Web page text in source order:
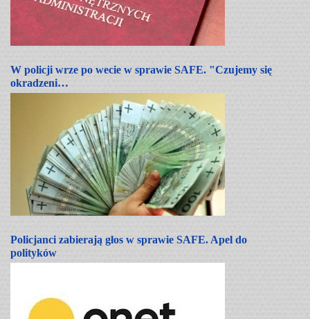
W policji wrze po wecie w sprawie SAFE. "Czujemy się
okradzeni…
Policjanci zabierają głos w sprawie SAFE. Apel do
polityków